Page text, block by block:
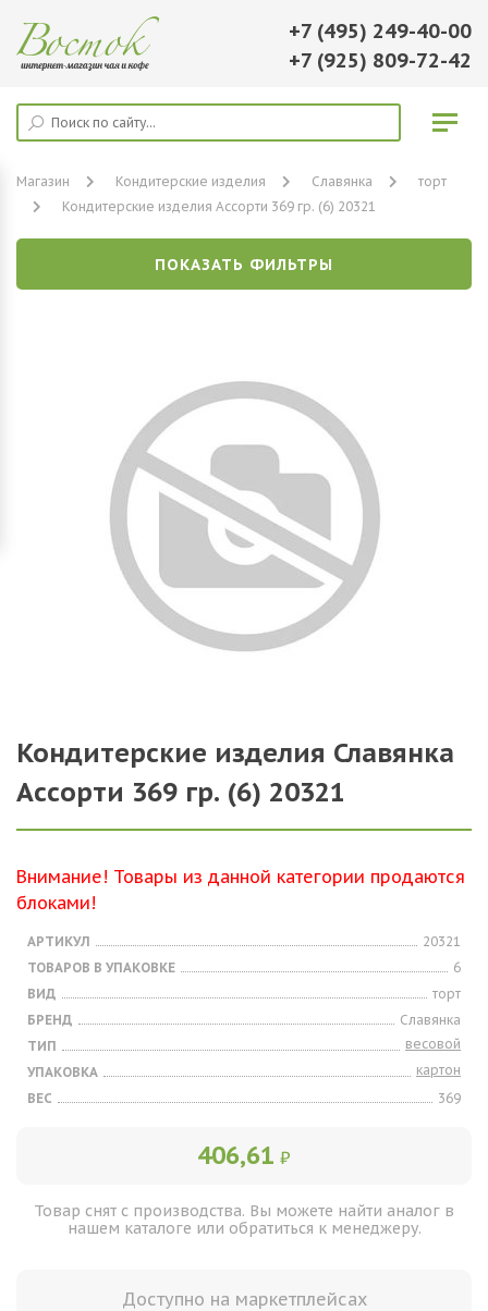
+7 (495) 249-40-00
+7 (925) 809-72-42
Магазин Кондитерские изделия Славянка
торт
Кондитерские изделия Ассорти 369 гр. (6) 20321
ПОКАЗАТЬ ФИЛЬТРЫ
Кондитерские изделия Славянка
Ассорти 369 гр. (6) 20321
Внимание! Товары из данной категории продаются
блоками!
АРТИКУЛ
20321
ТОВАРОВ В УПАКОВКЕ
6
ВИД
торт
БРЕНД
Славянка
ТИП
весовой
УПАКОВКА
картон
ВЕС
369
406,61 ₽
Товар снят с производства. Вы можете найти аналог в
нашем каталоге или обратиться к менеджеру.
Доступно на маркетплейсах